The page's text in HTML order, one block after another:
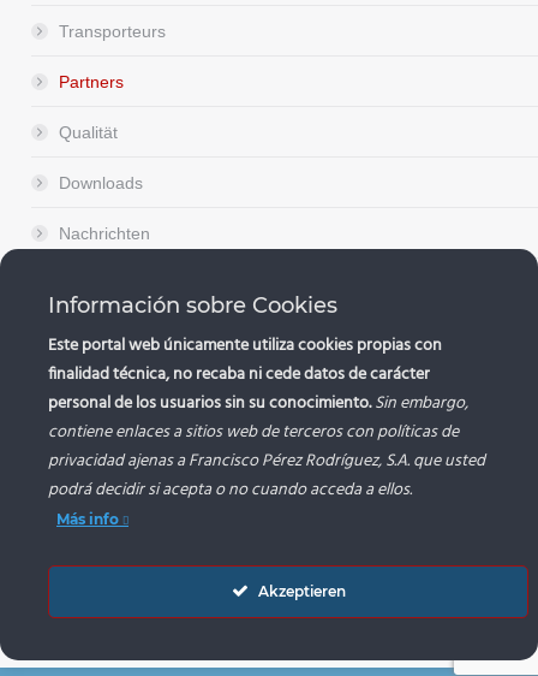
Transporteurs
Partners
Qualität
Downloads
Nachrichten
Unión Europea con cargo al Fondo NextGenerationEU, en
Plan de Recuperación, Trasformación y Resiliencia, para
Demográfico, gestionado por la Junta de Andalucía, a través
Andaluza de la Energía.”
S.A.
Información sobre Cookies
Este portal web únicamente utiliza cookies propias con
finalidad técnica, no recaba ni cede datos de carácter
personal de los usuarios sin su conocimiento.Sin embargo,
contiene enlaces a sitios web de terceros con políticas de
privacidad ajenas a Francisco Pérez Rodríguez, S.A. que usted
podrá decidir si acepta o no cuando acceda a ellos.
Más info
Akzeptieren